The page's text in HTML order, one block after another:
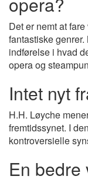
Det er nemt at
fantastiske
indførelse i hvad
opera og
Intet nyt
H.H. Løyche
fremtidssynet. I
kontroversielle
En bedre